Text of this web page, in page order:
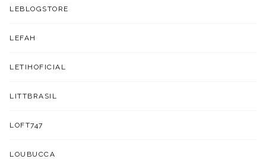
LEBLOGSTORE
LEFAH
LETIHOFICIAL
LITTBRASIL
LOFT747
LOUBUCCA